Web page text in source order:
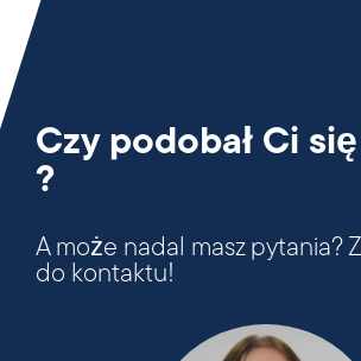
Czy podobał Ci
?
A może nadal masz pytania?
do kontaktu!